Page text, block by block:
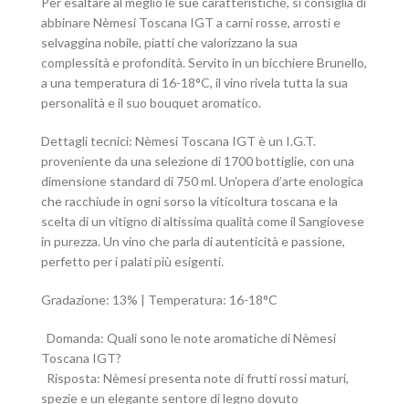
abbinare Nèmesi Toscana IGT a carni rosse, arrosti e
selvaggina nobile, piatti che valorizzano la sua
complessità e profondità. Servito in un bicchiere Brunello,
a una temperatura di 16-18°C, il vino rivela tutta la sua
personalità e il suo bouquet aromatico.
Dettagli tecnici: Nèmesi Toscana IGT è un I.G.T.
proveniente da una selezione di 1700 bottiglie, con una
dimensione standard di 750 ml. Un’opera d’arte enologica
che racchiude in ogni sorso la viticoltura toscana e la
scelta di un vitigno di altissima qualità come il Sangiovese
in purezza. Un vino che parla di autenticità e passione,
perfetto per i palati più esigenti.
Gradazione: 13% | Temperatura: 16-18°C
Domanda: Quali sono le note aromatiche di Nèmesi
Toscana IGT?
Risposta: Nèmesi presenta note di frutti rossi maturi,
spezie e un elegante sentore di legno dovuto